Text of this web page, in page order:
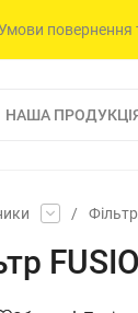
повернення
НАША
/